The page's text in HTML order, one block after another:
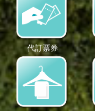
代訂票券